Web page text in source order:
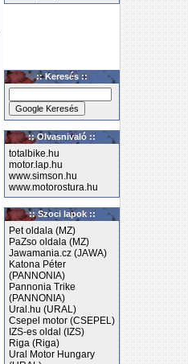
:: Keresés ::
:: Olvasnivaló ::
totalbike.hu
motor.lap.hu
www.simson.hu
www.motorostura.hu
:: Szoci lapok ::
Pet oldala (MZ)
PaZso oldala (MZ)
Jawamania.cz (JAWA)
Katona Péter
(PANNONIA)
Pannonia Trike
(PANNONIA)
Ural.hu (URAL)
Csepel motor (CSEPEL)
IZS-es oldal (IZS)
Riga (Riga)
Ural Motor Hungary